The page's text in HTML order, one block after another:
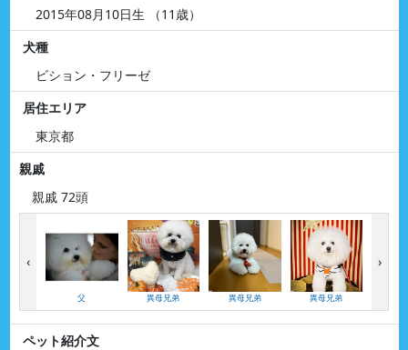
2015年08月10日生 （11歳）
犬種
ビション・フリーゼ
居住エリア
東京都
親戚
親戚 72頭
父 異母兄弟 異母兄弟 異母兄弟
‹ ›
ペット紹介文